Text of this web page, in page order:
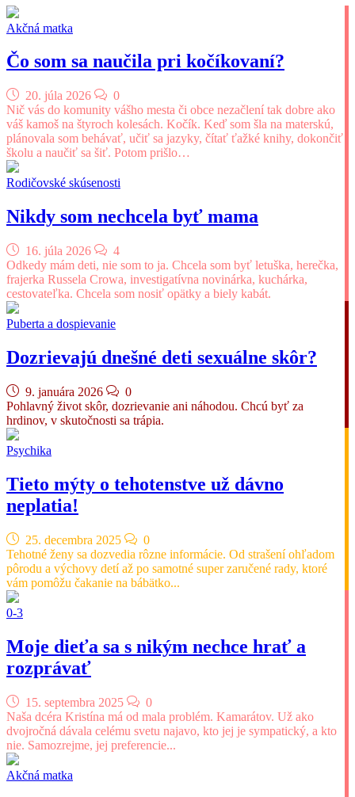
Akčná matka
Čo som sa naučila pri kočíkovaní?
20. júla 2026
0
Nič vás do komunity vášho mesta či obce nezačlení tak dobre ako
váš kamoš na štyroch kolesách. Kočík. Keď som šla na materskú,
plánovala som behávať, učiť sa jazyky, čítať ťažké knihy, dokončiť
školu a naučiť sa šiť. Potom prišlo…
Rodičovské skúsenosti
Nikdy som nechcela byť mama
16. júla 2026
4
Odkedy mám deti, nie som to ja. Chcela som byť letuška, herečka,
frajerka Russela Crowa, investigatívna novinárka, kuchárka,
cestovateľka. Chcela som nosiť opätky a biely kabát.
Puberta a dospievanie
Dozrievajú dnešné deti sexuálne skôr?
9. januára 2026
0
Pohlavný život skôr, dozrievanie ani náhodou. Chcú byť za
hrdinov, v skutočnosti sa trápia.
Psychika
Tieto mýty o tehotenstve už dávno
neplatia!
25. decembra 2025
0
Tehotné ženy sa dozvedia rôzne informácie. Od strašení ohľadom
pôrodu a výchovy detí až po samotné super zaručené rady, ktoré
vám pomôžu čakanie na bábätko...
0-3
Moje dieťa sa s nikým nechce hrať a
rozprávať
15. septembra 2025
0
Naša dcéra Kristína má od mala problém. Kamarátov. Už ako
dvojročná dávala celému svetu najavo, kto jej je sympatický, a kto
nie. Samozrejme, jej preferencie...
Akčná matka